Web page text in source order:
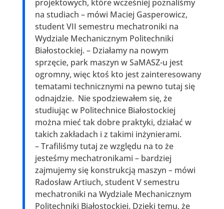
projektowych, które wcześniej poznaliśmy
na studiach – mówi Maciej Gasperowicz,
student VII semestru mechatroniki na
Wydziale Mechanicznym Politechniki
Białostockiej. – Działamy na nowym
sprzęcie, park maszyn w SaMASZ-u jest
ogromny, więc ktoś kto jest zainteresowany
tematami technicznymi na pewno tutaj się
odnajdzie. Nie spodziewałem się, że
studiując w Politechnice Białostockiej
można mieć tak dobre praktyki, działać w
takich zakładach i z takimi inżynierami.
– Trafiliśmy tutaj ze względu na to że
jesteśmy mechatronikami – bardziej
zajmujemy się konstrukcją maszyn – mówi
Radosław Artiuch, student V semestru
mechatroniki na Wydziale Mechanicznym
Politechniki Białostockiej. Dzięki temu, że